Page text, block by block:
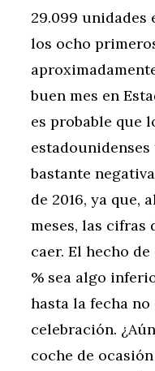
29.099 unidades
los ocho
buen mes en
es probable que
bastante
de 2016, ya que,
meses, las cifras
caer. El hecho
% sea algo
hasta la fecha
celebración.
coche de